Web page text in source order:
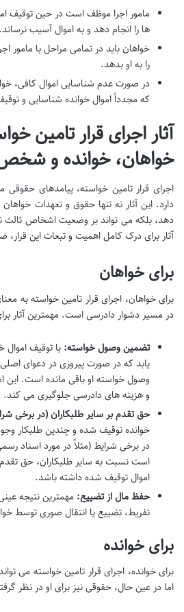
مامور اجرا موظف است در حین توقیف
ها را انجام دهد و به اموال آسیب نرساند.
خواهان باید در تمامی مراحل با مامور
را به او بدهد.
در صورت عدم شناسایی اموال کافی،
که مجدداً اموال خوانده شناسایی و
آثار اجرای قرار تامین
خواهان، خوانده و
اجرای قرار تامین خواسته، پیامدهای حقوقی
دارد. این آثار نه تنها حقوق و تعهدات
دهد، بلکه می تواند بر وضعیت اشخاص ثالث
آثار برای درک کامل اهمیت و تبعات این
برای خواهان
برای خواهان، اجرای قرار تامین خواسته به
در مسیر دشوار دادرسی است. مهمترین آثار
تضمین وصول خواسته: با توقیف اموال
یابد که در صورت پیروزی در دعوای
وصول خواسته او باقی مانده است. این
و هزینه های دادرسی جلوگیری می کند.
حق تقدم بر سایر طلبکاران (در برخی
خوانده توقیف شده و چندین طلبکار
در برخی شرایط (مثلاً در مورد اسناد
است نسبت به سایر طلبکاران، حق
اموال توقیف شده داشته باشد.
حفظ مال از تضییع: مهمترین نتیجه
تفریط، تضییع یا انتقال صوری توسط
برای خوانده
برای خوانده، اجرای قرار تامین خواسته می
اما در عین حال، حقوقی نیز برای او در نظر